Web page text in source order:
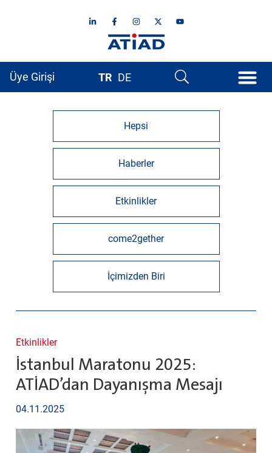
Üye Girişi TR DE
Etkinlikler
İstanbul Maratonu 2025:
ATİAD’dan Dayanışma Mesajı
04.11.2025
Hepsi
Haberler
Etkinlikler
come2gether
İçimizden Biri